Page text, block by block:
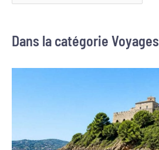
Dans la catégorie Voyages